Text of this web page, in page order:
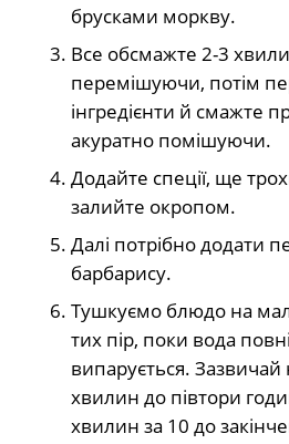
брусками моркву.
Все обсмажте 2-3
перемішуючи, потім
інгредієнти й смажте
акуратно помішуючи.
Додайте спеції, ще
залийте окропом.
Далі потрібно додати
барбарису.
Тушкуємо блюдо на
тих пір, поки вода
випарується. Зазвичай
хвилин до півтори
хвилин за 10 до